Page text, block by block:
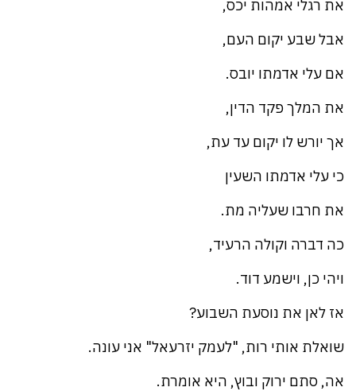
את רגלי אמהות יכס,
אבל שבע יקום העם,
אם עלי אדמתו יובס.
את המלך פקד הדין,
אך יורש לו יקום עד עת,
כי עלי אדמתו השעין
את חרבו שעליה מת.
כה דברה וקולה הרעיד,
ויהי כן, וישמע דוד.
אז לאן את נוסעת השבוע?
שואלת אותי רות, "לעמק יזרעאל" אני עונה.
אה, סתם ירוק ובוץ, היא אומרת.